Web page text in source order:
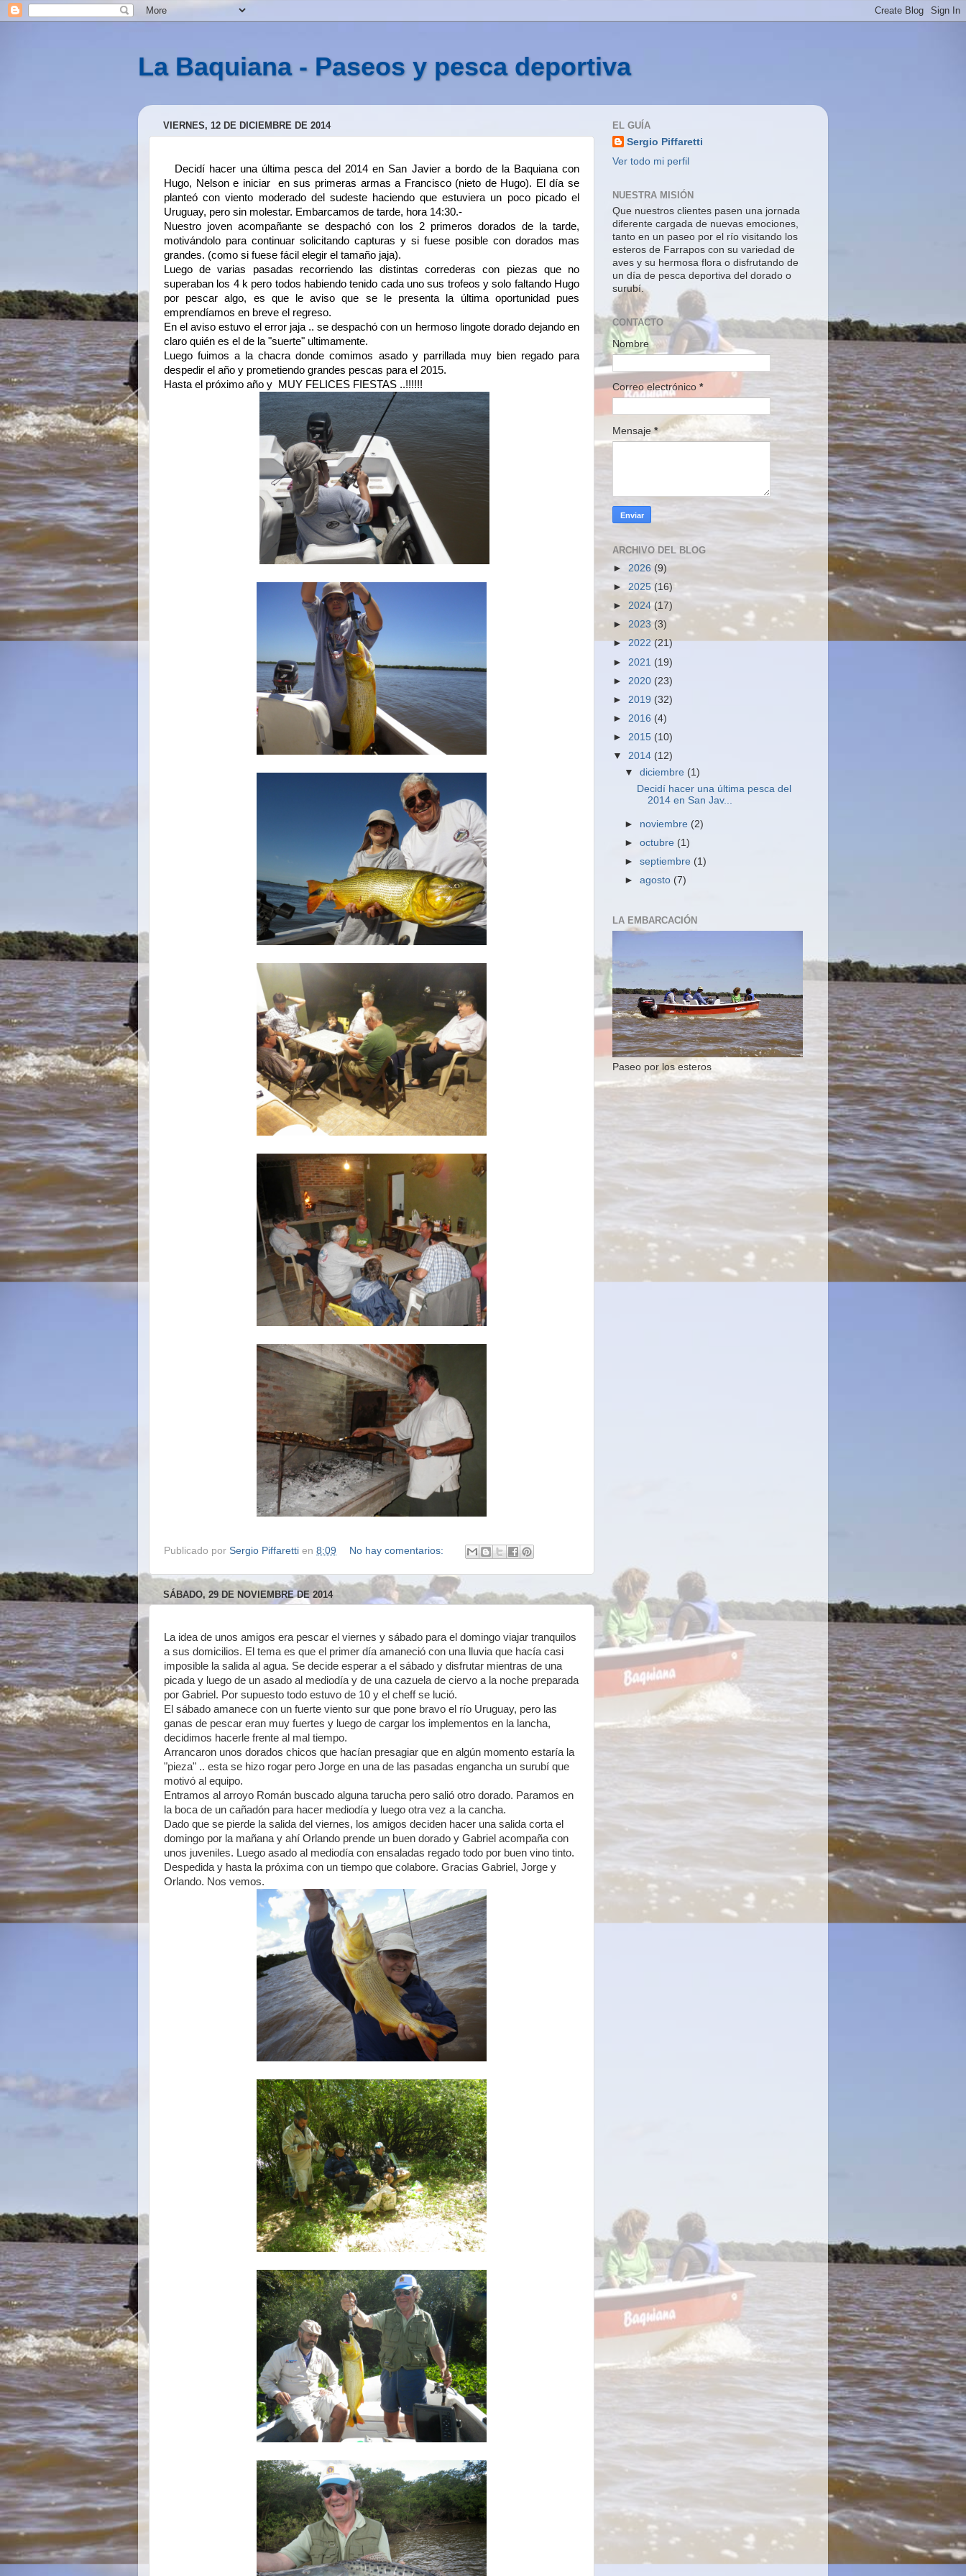
La Baquiana - Paseos y pesca deportiva
VIERNES, 12 DE DICIEMBRE DE 2014
Decidí hacer una última pesca del 2014 en San Javier a bordo de la Baquiana con
Hugo, Nelson e iniciar en sus primeras armas a Francisco (nieto de Hugo). El día se
planteó con viento moderado del sudeste haciendo que estuviera un poco picado el
Uruguay, pero sin molestar. Embarcamos de tarde, hora 14:30.-
Nuestro joven acompañante se despachó con los 2 primeros dorados de la tarde,
motivándolo para continuar solicitando capturas y si fuese posible con dorados mas
grandes. (como si fuese fácil elegir el tamaño jaja).
Luego de varias pasadas recorriendo las distintas correderas con piezas que no
superaban los 4 k pero todos habiendo tenido cada uno sus trofeos y solo faltando Hugo
por pescar algo, es que le aviso que se le presenta la última oportunidad pues
emprendíamos en breve el regreso.
En el aviso estuvo el error jaja .. se despachó con un hermoso lingote dorado dejando en
claro quién es el de la "suerte" ultimamente.
Luego fuimos a la chacra donde comimos asado y parrillada muy bien regado para
despedir el año y prometiendo grandes pescas para el 2015.
Hasta el próximo año y MUY FELICES FIESTAS ..!!!!!!
Publicado por Sergio Piffaretti en 8:09 No hay comentarios:
SÁBADO, 29 DE NOVIEMBRE DE 2014
La idea de unos amigos era pescar el viernes y sábado para el domingo viajar tranquilos
a sus domicilios. El tema es que el primer día amaneció con una lluvia que hacía casi
imposible la salida al agua. Se decide esperar a el sábado y disfrutar mientras de una
picada y luego de un asado al mediodía y de una cazuela de ciervo a la noche preparada
por Gabriel. Por supuesto todo estuvo de 10 y el cheff se lució.
El sábado amanece con un fuerte viento sur que pone bravo el río Uruguay, pero las
ganas de pescar eran muy fuertes y luego de cargar los implementos en la lancha,
decidimos hacerle frente al mal tiempo.
Arrancaron unos dorados chicos que hacían presagiar que en algún momento estaría la
"pieza" .. esta se hizo rogar pero Jorge en una de las pasadas engancha un surubí que
motivó al equipo.
Entramos al arroyo Román buscado alguna tarucha pero salió otro dorado. Paramos en
la boca de un cañadón para hacer mediodía y luego otra vez a la cancha.
Dado que se pierde la salida del viernes, los amigos deciden hacer una salida corta el
domingo por la mañana y ahí Orlando prende un buen dorado y Gabriel acompaña con
unos juveniles. Luego asado al mediodía con ensaladas regado todo por buen vino tinto.
Despedida y hasta la próxima con un tiempo que colabore. Gracias Gabriel, Jorge y
Orlando. Nos vemos.
EL GUÍA
Sergio Piffaretti
Ver todo mi perfil
NUESTRA MISIÓN
Que nuestros clientes pasen una jornada
diferente cargada de nuevas emociones,
tanto en un paseo por el río visitando los
esteros de Farrapos con su variedad de
aves y su hermosa flora o disfrutando de
un día de pesca deportiva del dorado o
surubí.
CONTACTO
Nombre
Correo electrónico *
Mensaje *
ARCHIVO DEL BLOG
► 2026 (9)
► 2025 (16)
► 2024 (17)
► 2023 (3)
►2022(21)
► 2021 (19)
► 2020 (23)
► 2019 (32)
► 2016 (4)
► 2015 (10)
▼ 2014 (12)
▼diciembre (1)
Decidí hacer una última pesca del
2014 en San Jav...
► noviembre (2)
►octubre (1)
►septiembre (1)
►agosto (7)
LA EMBARCACIÓN
Paseo por los esteros